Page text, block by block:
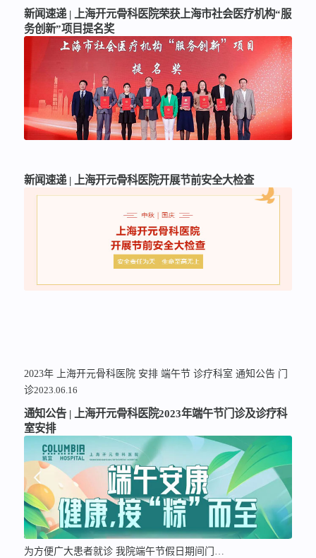
新闻速递 | 上海开元骨科医院荣获上海市社会医疗机构“服
务创新”项目提名奖
新闻速递 | 上海开元骨科医院开展节前安全大检查
2023年 上海开元骨科医院 安排 端午节 诊疗科室 通知公告 门
诊2023.06.16
通知公告 | 上海开元骨科医院2023年端午节门诊及诊疗科
室安排
为方便广大患者就诊 我院端午节假日期间门…